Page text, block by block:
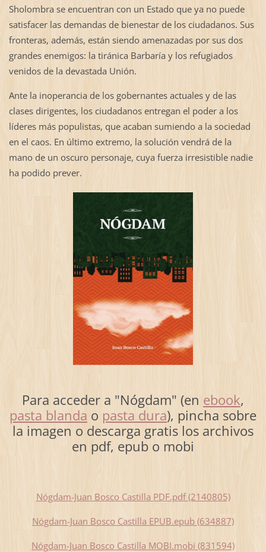
Sholombra se encuentran con un Estado que ya no puede
satisfacer las demandas de bienestar de los ciudadanos. Sus
fronteras, además, están siendo amenazadas por sus dos
grandes enemigos: la tiránica Barbaría y los refugiados
venidos de la devastada Unión.
Ante la inoperancia de los gobernantes actuales y de las
clases dirigentes, los ciudadanos entregan el poder a los
líderes más populistas, que acaban sumiendo a la sociedad
en el caos. En último extremo, la solución vendrá de la
mano de un oscuro personaje, cuya fuerza irresistible nadie
ha podido prever.
Para acceder a "Nógdam" (en ebook,
pasta blanda o pasta dura), pincha sobre
la imagen o descarga gratis los archivos
en pdf, epub o mobi
Nógdam-Juan Bosco Castilla PDF.pdf (2140805)
Nógdam-Juan Bosco Castilla EPUB.epub (634887)
Nógdam-Juan Bosco Castilla MOBI.mobi (831594)